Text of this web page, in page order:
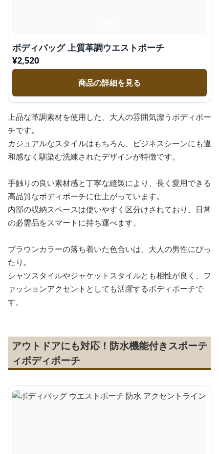
ボディバッグ 上質革調ウエストポーチ
¥2,520
商品の詳細を見る
上品な革調素材を使用した、大人の雰囲気漂うボディポー
チです。
カジュアルなスタイルはもちろん、ビジネスシーンにも違
和感なく馴染む洗練されたデザインが特徴です。
手触りの良い素材感と丁寧な縫製により、長く愛用できる
高品質なボディポーチに仕上がっています。
内部の収納スペースは使いやすく区分けされており、日常
の必需品をスマートに持ち運べます。
ブラウンカラーの落ち着いた色合いは、大人の男性にぴっ
たり。
シャツスタイルやジャケットスタイルとも相性が良く、フ
ァッションアクセントとしても活躍するボディポーチで
す。
アウトドアにも対応！防水機能付きスポーテ
ィボディポーチ